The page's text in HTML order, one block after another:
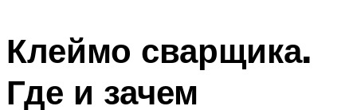
Клеймо сварщика.
Где и зачем